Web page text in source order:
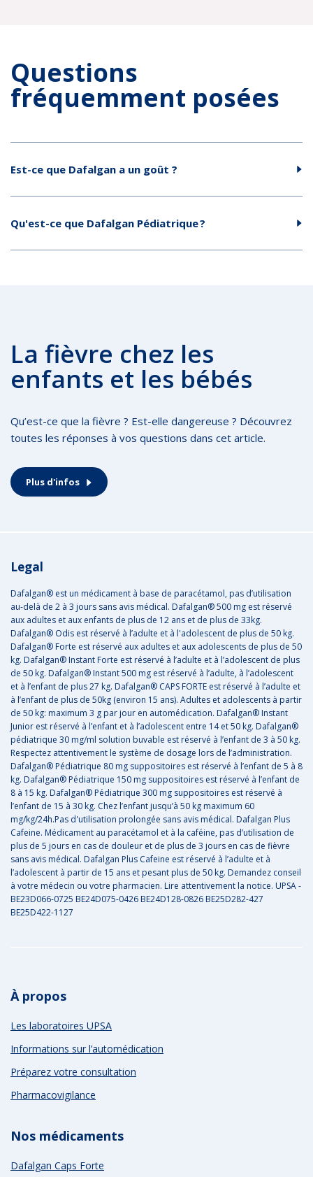
Questions
fréquemment posées
Est-ce que Dafalgan a un goût ?
Qu'est-ce que Dafalgan Pédiatrique ?
La fièvre chez les
enfants et les bébés
Qu’est-ce que la fièvre ? Est-elle dangereuse ? Découvrez
toutes les réponses à vos questions dans cet article.
Plus d'infos
Legal
Dafalgan® est un médicament à base de paracétamol, pas d’utilisation
au-delà de 2 à 3 jours sans avis médical. Dafalgan® 500 mg est réservé
aux adultes et aux enfants de plus de 12 ans et de plus de 33kg.
Dafalgan® Odis est réservé à l’adulte et à l'adolescent de plus de 50 kg.
Dafalgan® Forte est réservé aux adultes et aux adolescents de plus de 50
kg. Dafalgan® Instant Forte est réservé à l’adulte et à l’adolescent de plus
de 50 kg. Dafalgan® Instant 500 mg est réservé à l’adulte, à l’adolescent
et à l’enfant de plus 27 kg. Dafalgan® CAPS FORTE est réservé à l’adulte et
à l’enfant de plus de 50kg (environ 15 ans). Adultes et adolescents à partir
de 50 kg: maximum 3 g par jour en automédication. Dafalgan® Instant
Junior est réservé à l’enfant et à l’adolescent entre 14 et 50 kg. Dafalgan®
pédiatrique 30 mg/ml solution buvable est réservé à l’enfant de 3 à 50 kg.
Respectez attentivement le système de dosage lors de l’administration.
Dafalgan® Pédiatrique 80 mg suppositoires est réservé à l’enfant de 5 à 8
kg. Dafalgan® Pédiatrique 150 mg suppositoires est réservé à l’enfant de
8 à 15 kg. Dafalgan® Pédiatrique 300 mg suppositoires est réservé à
l’enfant de 15 à 30 kg. Chez l’enfant jusqu’à 50 kg maximum 60
mg/kg/24h.Pas d'utilisation prolongée sans avis médical. Dafalgan Plus
Cafeine. Médicament au paracétamol et à la caféine, pas d’utilisation de
plus de 5 jours en cas de douleur et de plus de 3 jours en cas de fièvre
sans avis médical. Dafalgan Plus Cafeine est réservé à l’adulte et à
l’adolescent à partir de 15 ans et pesant plus de 50 kg. Demandez conseil
à votre médecin ou votre pharmacien. Lire attentivement la notice. UPSA -
BE23D066-0725 BE24D075-0426 BE24D128-0826 BE25D282-427
BE25D422-1127
À propos
Les laboratoires UPSA
Informations sur l’automédication
Préparez votre consultation
Pharmacovigilance
Nos médicaments
Dafalgan Caps Forte